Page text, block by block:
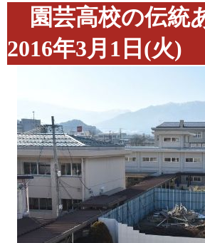
園芸高校の
2016年3月1日(火)